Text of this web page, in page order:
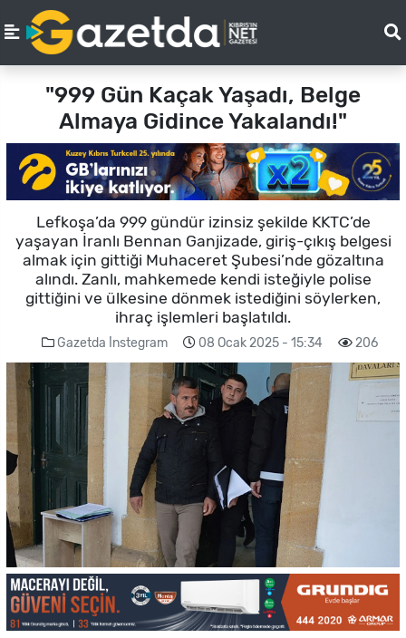
"999 Gün Kaçak Yaşadı, Belge
Almaya Gidince Yakalandı!"
Lefkoşa’da 999 gündür izinsiz şekilde KKTC’de
yaşayan İranlı Bennan Ganjizade, giriş-çıkış belgesi
almak için gittiği Muhaceret Şubesi’nde gözaltına
alındı. Zanlı, mahkemede kendi isteğiyle polise
gittiğini ve ülkesine dönmek istediğini söylerken,
ihraç işlemleri başlatıldı.
Gazetda İnstegram 08 Ocak 2025 - 15:34 206